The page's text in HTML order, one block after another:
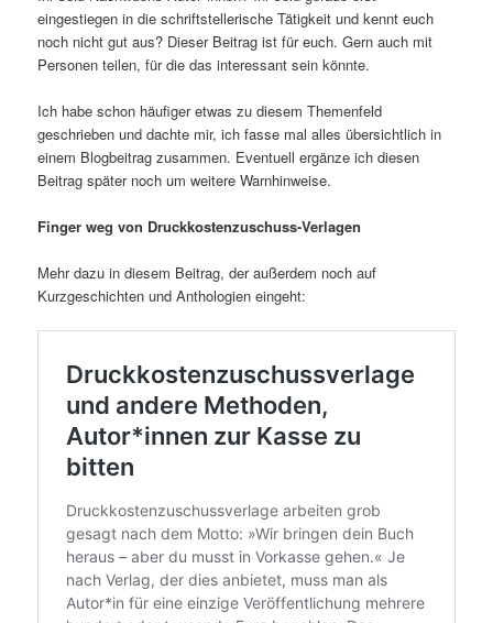
eingestiegen in die schriftstellerische Tätigkeit und kennt euch
noch nicht gut aus? Dieser Beitrag ist für euch. Gern auch mit
Personen teilen, für die das interessant sein könnte.
Ich habe schon häufiger etwas zu diesem Themenfeld
geschrieben und dachte mir, ich fasse mal alles übersichtlich in
einem Blogbeitrag zusammen. Eventuell ergänze ich diesen
Beitrag später noch um weitere Warnhinweise.
Finger weg von Druckkostenzuschuss-Verlagen
Mehr dazu in diesem Beitrag, der außerdem noch auf
Kurzgeschichten und Anthologien eingeht: